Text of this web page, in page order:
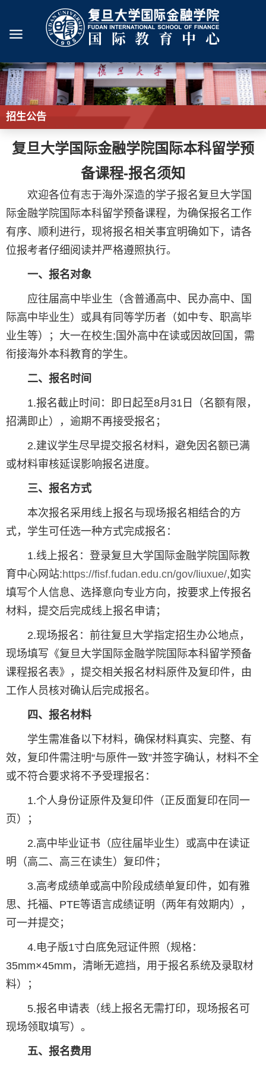
招生公告
复旦大学国际金融学院国际本科留学预
备课程-报名须知
欢迎各位有志于海外深造的学子报名复旦大学国
际金融学院国际本科留学预备课程，为确保报名工作
有序、顺利进行，现将报名相关事宜明确如下，请各
位报考者仔细阅读并严格遵照执行。
一、报名对象
应往届高中毕业生（含普通高中、民办高中、国
际高中毕业生）或具有同等学历者（如中专、职高毕
业生等）；大一在校生;国外高中在读或因故回国，需
衔接海外本科教育的学生。
二、报名时间
1.报名截止时间：即日起至8月31日（名额有限，
招满即止），逾期不再接受报名；
2.建议学生尽早提交报名材料，避免因名额已满
或材料审核延误影响报名进度。
三、报名方式
本次报名采用线上报名与现场报名相结合的方
式，学生可任选一种方式完成报名：
1.线上报名：登录复旦大学国际金融学院国际教
育中心网站:https://fisf.fudan.edu.cn/gov/liuxue/,如实
填写个人信息、选择意向专业方向，按要求上传报名
材料，提交后完成线上报名申请；
2.现场报名：前往复旦大学指定招生办公地点，
现场填写《复旦大学国际金融学院国际本科留学预备
课程报名表》，提交相关报名材料原件及复印件，由
工作人员核对确认后完成报名。
四、报名材料
学生需准备以下材料，确保材料真实、完整、有
效，复印件需注明“与原件一致”并签字确认，材料不全
或不符合要求将不予受理报名：
1.个人身份证原件及复印件（正反面复印在同一
页）；
2.高中毕业证书（应往届毕业生）或高中在读证
明（高二、高三在读生）复印件；
3.高考成绩单或高中阶段成绩单复印件，如有雅
思、托福、PTE等语言成绩证明（两年有效期内），
可一并提交；
4.电子版1寸白底免冠证件照（规格：
35mm×45mm，清晰无遮挡，用于报名系统及录取材
料）；
5.报名申请表（线上报名无需打印，现场报名可
现场领取填写）。
五、报名费用